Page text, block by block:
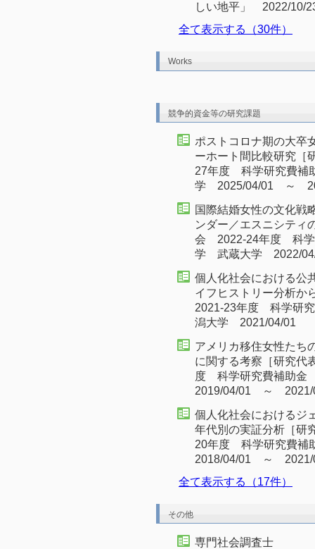
しい地平」 2022/10/
全て表示する（30件）
Works
競争的資金等の研究課題
ポストコロナ期の大卒
ーホート間比較研究
27年度 科学研究費
学 2025/04/01 ～
国際結婚女性の文化戦
ンダー／エスニシテ
会 2022-24年度 科学
学 武蔵大学 2022/
個人化社会における公
イフヒストリー分析
2021-23年度 科学研
潟大学 2021/04/01
アメリカ移住女性たち
に関する考察［研究
度 科学研究費補助
2019/04/01 ～ 2021/
個人化社会におけるジ
年代別の実証分析［
20年度 科学研究費
2018/04/01 ～ 2021/
全て表示する（17件）
その他
専門社会調査士